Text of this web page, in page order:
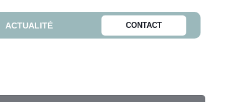
ACTUALITÉ CONTACT